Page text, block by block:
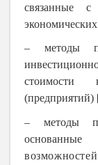
связанные с
– методы
стоимости
(предприятий)
– методы
возможностей